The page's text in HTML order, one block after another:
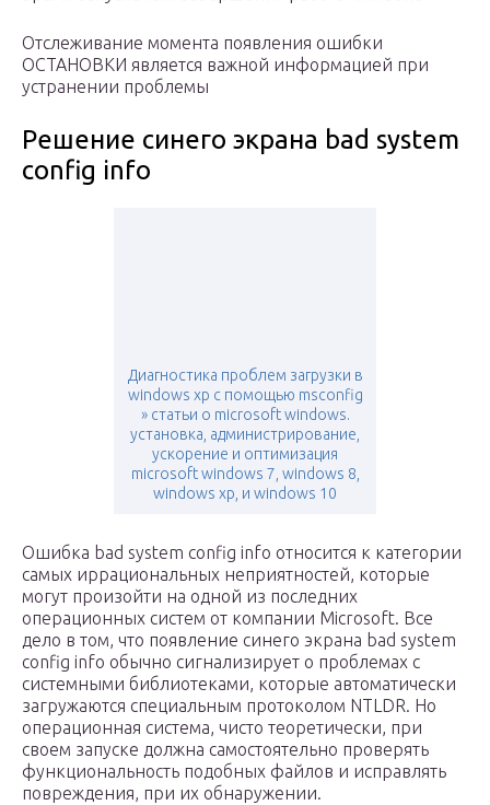
Отслеживание момента появления ошибки
ОСТАНОВКИ является важной информацией при
устранении проблемы
Решение синего экрана bad system
config info
Диагностика проблем загрузки в
windows xp с помощью msconfig
» статьи о microsoft windows.
установка, администрирование,
ускорение и оптимизация
microsoft windows 7, windows 8,
windows xp, и windows 10
Ошибка bad system config info относится к категории
самых иррациональных неприятностей, которые
могут произойти на одной из последних
операционных систем от компании Microsoft. Все
дело в том, что появление синего экрана bad system
config info обычно сигнализирует о проблемах с
системными библиотеками, которые автоматически
загружаются специальным протоколом NTLDR. Но
операционная система, чисто теоретически, при
своем запуске должна самостоятельно проверять
функциональность подобных файлов и исправлять
повреждения, при их обнаружении.